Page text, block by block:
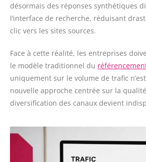
désormais des réponses synthétiques
l’interface de recherche, réduisant
clic vers les sites sources.
Face à cette réalité, les entreprises
le modèle traditionnel du
uniquement sur le volume de trafic
nouvelle approche centrée sur la
diversification des canaux devient